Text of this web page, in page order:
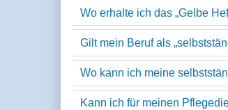
Wo erhalte ich das „Gelbe
Gilt mein Beruf als
Wo kann ich meine
Kann ich für meinen